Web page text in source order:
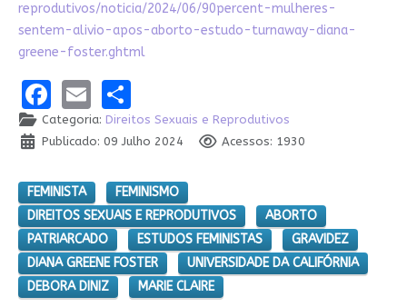
reprodutivos/noticia/2024/06/90percent-mulheres-
sentem-alivio-apos-aborto-estudo-turnaway-diana-
greene-foster.ghtml
Facebook
EmailShare
Categoria: Direitos Sexuais e Reprodutivos
Publicado: 09 Julho 2024
Acessos: 1930
FEMINISTA
FEMINISMO
DIREITOS SEXUAIS E REPRODUTIVOS
ABORTO
PATRIARCADO
ESTUDOS FEMINISTAS
GRAVIDEZ
DIANA GREENE FOSTER
UNIVERSIDADE DA CALIFÓRNIA
DEBORA DINIZ
MARIE CLAIRE